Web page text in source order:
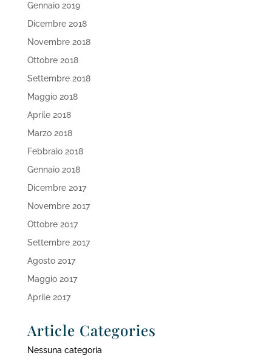
Gennaio 2019
Dicembre 2018
Novembre 2018
Ottobre 2018
Settembre 2018
Maggio 2018
Aprile 2018
Marzo 2018
Febbraio 2018
Gennaio 2018
Dicembre 2017
Novembre 2017
Ottobre 2017
Settembre 2017
Agosto 2017
Maggio 2017
Aprile 2017
Article Categories
Nessuna categoria